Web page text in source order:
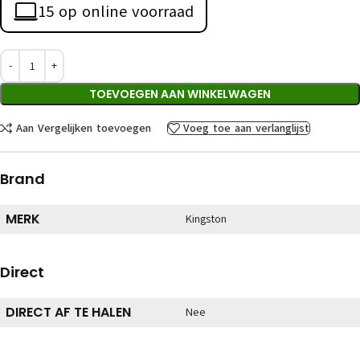
15 op online voorraad
TOEVOEGEN AAN WINKELWAGEN
Aan Vergelijken toevoegen Voeg toe aan verlanglijst
Brand
MERK Kingston
Direct
DIRECT AF TE HALEN Nee